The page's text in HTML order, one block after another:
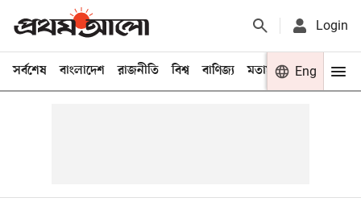
Login
সর্বশেষ বাংলাদেশ রাজনীতি বিশ্ব বাণিজ্য মতামত খেলা
Eng